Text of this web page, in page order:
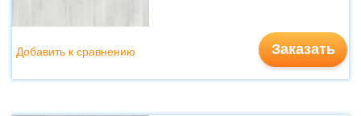
Заказать
Добавить к сравнению